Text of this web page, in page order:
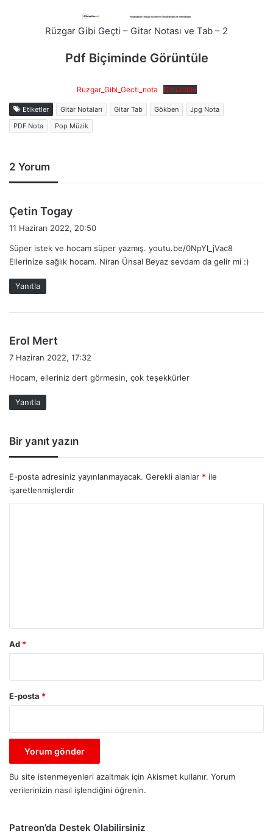
Rüzgar Gibi Geçti – Gitar Notası ve Tab – 2
Pdf Biçiminde Görüntüle
Ruzgar_Gibi_Gecti_nota Görüntüle
Etiketler Gitar Notaları Gitar Tab Gökben
Jpg Nota
PDF Nota
Pop Müzik
2 Yorum
Çetin Togay
i
k
11 Haziran 2022, 20:50
Süper istek ve hocam süper yazmış. youtu.be/0NpYl_jVac8
Ellerinize sağlık hocam. Niran Ünsal Beyaz sevdam da gelir mi :)
Yanıtla
Erol Mert
i
7 Haziran 2022, 17:32
Hocam, elleriniz dert görmesin, çok teşekkürler
Yanıtla
Bir yanıt yazın
E-posta adresiniz yayınlanmayacak. Gerekli alanlar * ile
işaretlenmişlerdir
Ad *
E-posta *
Bu site istenmeyenleri azaltmak için Akismet kullanır. Yorum
verilerinizin nasıl işlendiğini öğrenin.
Patreon’da Destek Olabilirsiniz